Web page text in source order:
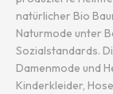
natürlicher Bio
Naturmode unter
Sozialstandards.
Damenmode und
Kinderkleider,